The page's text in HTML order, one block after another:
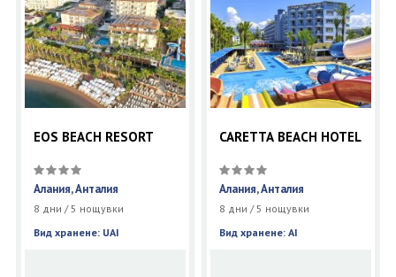
EOS BEACH RESORT
Алания, Анталия
8 дни / 5 нощувки
Вид хранене: UAI
CARETTA BEACH HOTEL
Алания, Анталия
8 дни / 5 нощувки
Вид хранене: AI